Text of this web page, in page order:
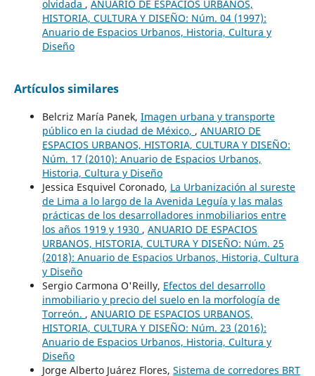
olvidada , ANUARIO DE ESPACIOS URBANOS,
HISTORIA, CULTURA Y DISEÑO: Núm. 04 (1997):
Anuario de Espacios Urbanos, Historia, Cultura y
Diseño
Artículos similares
Belcriz María Panek, Imagen urbana y transporte
público en la ciudad de México, , ANUARIO DE
ESPACIOS URBANOS, HISTORIA, CULTURA Y DISEÑO:
Núm. 17 (2010): Anuario de Espacios Urbanos,
Historia, Cultura y Diseño
Jessica Esquivel Coronado, La Urbanización al sureste
de Lima a lo largo de la Avenida Leguía y las malas
prácticas de los desarrolladores inmobiliarios entre
los años 1919 y 1930 , ANUARIO DE ESPACIOS
URBANOS, HISTORIA, CULTURA Y DISEÑO: Núm. 25
(2018): Anuario de Espacios Urbanos, Historia, Cultura
y Diseño
Sergio Carmona O'Reilly, Efectos del desarrollo
inmobiliario y precio del suelo en la morfología de
Torreón. , ANUARIO DE ESPACIOS URBANOS,
HISTORIA, CULTURA Y DISEÑO: Núm. 23 (2016):
Anuario de Espacios Urbanos, Historia, Cultura y
Diseño
Jorge Alberto Juárez Flores, Sistema de corredores BRT